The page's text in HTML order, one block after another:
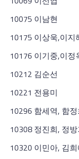
10075 이남현
10175 이상욱,이지
10176 이기중,이정
10212 김순선
10221 전용미
10296 함세역, 함
10308 정진희, 정방
10320 이민아, 김희